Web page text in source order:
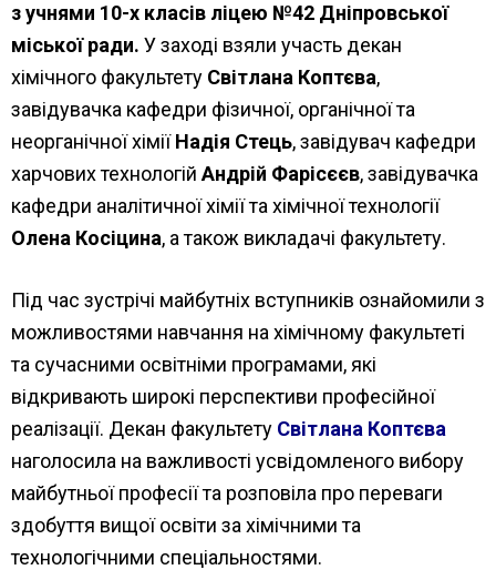
з учнями 10-х класів ліцею №42 Дніпровської
міської ради. У заході взяли участь декан
хімічного факультету Світлана Коптєва,
завідувачка кафедри фізичної, органічної та
неорганічної хіміїНадія Стець, завідувач кафедри
харчових технологій Андрій Фарісєєв, завідувачка
кафедри аналітичної хімії та хімічної технології
Олена Косіцина, а також викладачі факультету.
Під час зустрічі майбутніх вступників ознайомили з
можливостями навчання на хімічному факультеті
та сучасними освітніми програмами, які
відкривають широкі перспективи професійної
реалізації. Декан факультету Світлана Коптєва
наголосила на важливості усвідомленого вибору
майбутньої професії та розповіла про переваги
здобуття вищої освіти за хімічними та
технологічними спеціальностями.